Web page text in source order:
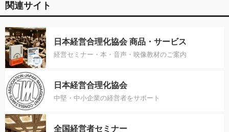
関連サイト
日本経営合理化協会 商品・サービス
経営セミナー・本・音声・映像教材のご案内
日本経営合理化協会
中堅・中小企業の経営者をサポート
全国経営者セミナー